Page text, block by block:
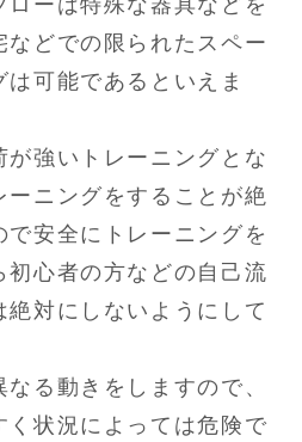
などでの限られたスペー
は可能であるといえま
が強いトレーニングとな
ーニングをすることが絶
で安全にトレーニングを
初心者の方などの自己流
絶対にしないようにして
る動きをしますので、
く状況によっては危険で